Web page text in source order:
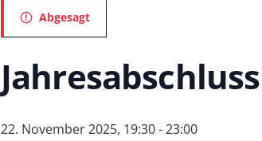
Abgesagt
22. November 2025, 19:30-23:00